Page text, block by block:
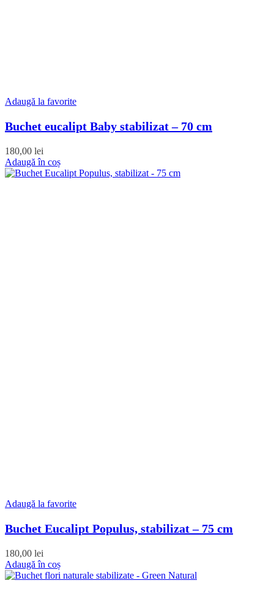
Adaugă la favorite
Buchet eucalipt Baby stabilizat – 70 cm
180,00 lei
Adaugă în coș
Adaugă la favorite
Buchet Eucalipt Populus, stabilizat – 75 cm
180,00 lei
Adaugă în coș